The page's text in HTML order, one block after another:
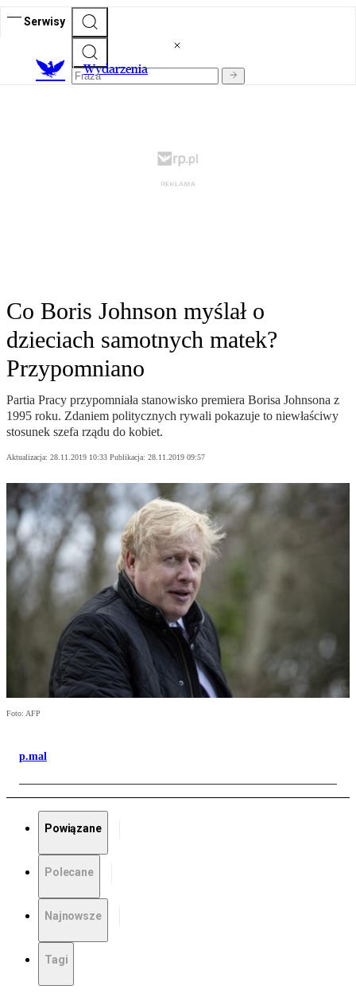
Serwisy
Wydarzenia
Co Boris Johnson myślał o
dzieciach samotnych matek?
Przypomniano
Partia Pracy przypomniała stanowisko premiera Borisa Johnsona z
1995 roku. Zdaniem politycznych rywali pokazuje to niewłaściwy
stosunek szefa rządu do kobiet.
Aktualizacja: 28.11.2019 10:33 Publikacja: 28.11.2019 09:57
Foto: AFP
p.mal
Powiązane
Polecane
Najnowsze
Tagi